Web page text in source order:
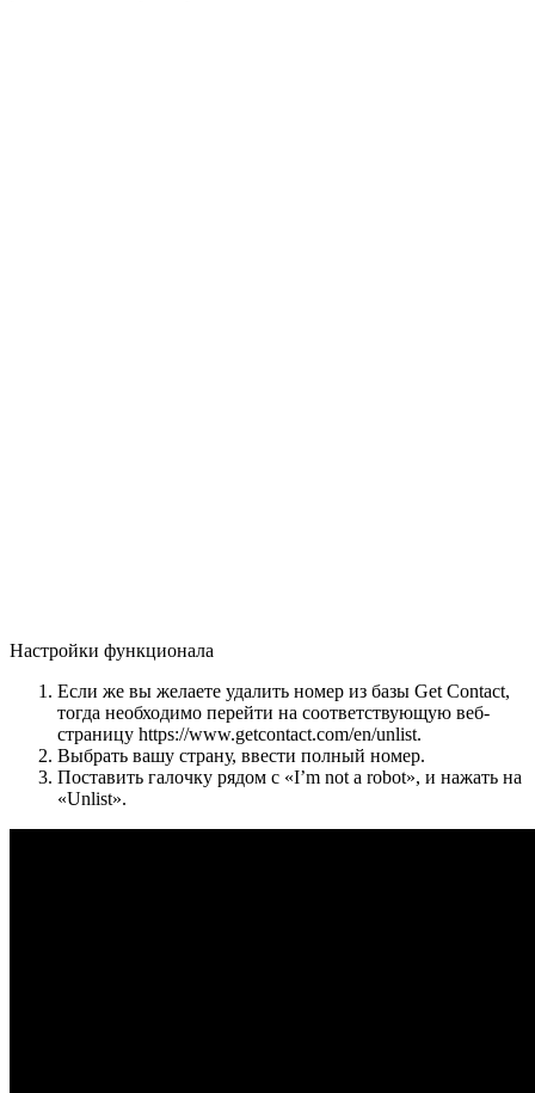
Настройки функционала
Если же вы желаете удалить номер из базы Get Contact,
тогда необходимо перейти на соответствующую веб-
страницу https://www.getcontact.com/en/unlist.
Выбрать вашу страну, ввести полный номер.
Поставить галочку рядом с «I’m not a robot», и нажать на
«Unlist».